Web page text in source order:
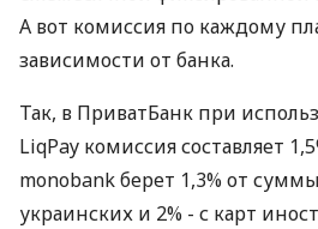
А вот комиссия по каждому
зависимости от банка.
Так, в ПриватБанк при
LiqPay комиссия составляет
monobank берет 1,3% от
украинских и 2% - с карт